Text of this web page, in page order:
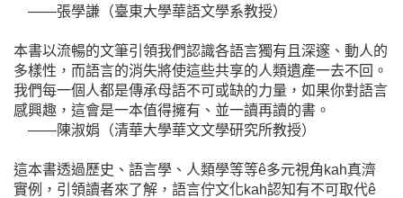
——張學謙（臺東大學華語文學系教授）
本書以流暢的文筆引領我們認識各語言獨有且深邃、動人的
多樣性，而語言的消失將使這些共享的人類遺產一去不回。
我們每一個人都是傳承母語不可或缺的力量，如果你對語言
感興趣，這會是一本值得擁有、並一讀再讀的書。
——陳淑娟（清華大學華文文學研究所教授）
這本書透過歷史、語言學、人類學等等ê多元視角kah真濟
實例，引領讀者來了解，語言佇文化kah認知有不可取代ê